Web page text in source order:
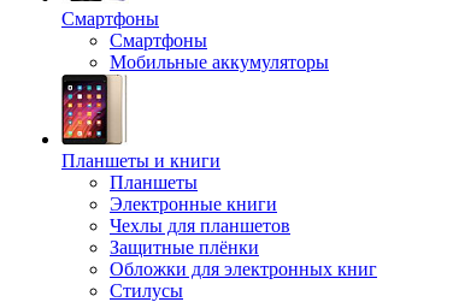
Смартфоны
Смартфоны
Мобильные аккумуляторы
Планшеты и книги
Планшеты
Электронные книги
Чехлы для планшетов
Защитные плёнки
Обложки для электронных книг
Стилусы